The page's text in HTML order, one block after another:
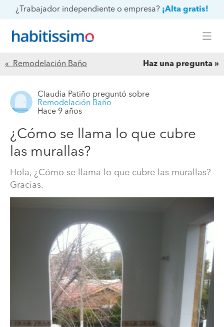
¿Trabajador independiente o empresa? ¡Alta gratis!
« Remodelación Baño Haz una pregunta
¿Cómo se llama lo que cubre las murallas?
Hola, ¿Cómo se llama lo que cubre las murallas?
Claudia Patiño preguntó sobre
Remodelación Baño
Hace 9 años
¿Cómo se llama lo que cubre
las murallas?
Hola, ¿Cómo se llama lo que cubre las murallas?
Gracias.